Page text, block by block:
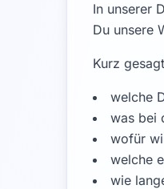
In unserer
Du unsere
Kurz
welche
was bei
wofür
welche
wie